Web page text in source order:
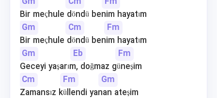
Bir meçhule döndü benim hayatım
Gm
Cm
Fm
Bir meçhule döndü benim hayatım
Gm
Eb
Fm
Geceyi yaşarım, doğmaz güneşim
Cm
Fm
Gm
Zamansız küllendi yanan ateşim